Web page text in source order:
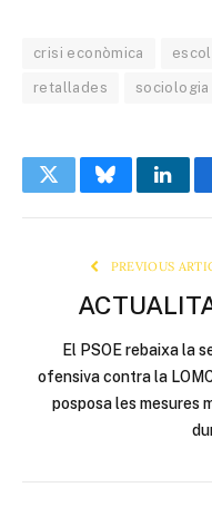
crisi econòmica
retallades sociologia
TwitterBluesky
PREVIOUS
El PSOE rebaixa la
ofensiva contra la
posposa les mesures